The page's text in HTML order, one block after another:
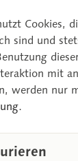
Cookies,
sind und
mit
werden nur